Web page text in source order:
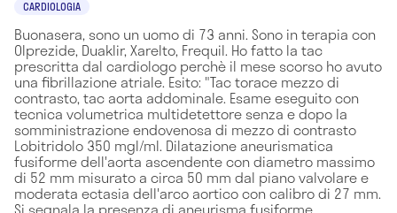
CARDIOLOGIA
Buonasera, sono un uomo di 73 anni. Sono in terapia con
Olprezide, Duaklir, Xarelto, Frequil. Ho fatto la tac
prescritta dal cardiologo perchè il mese scorso ho avuto
una fibrillazione atriale. Esito: "Tac torace mezzo di
contrasto, tac aorta addominale. Esame eseguito con
tecnica volumetrica multidetettore senza e dopo la
somministrazione endovenosa di mezzo di contrasto
Lobitridolo 350 mgl/ml. Dilatazione aneurismatica
fusiforme dell'aorta ascendente con diametro massimo
di 52 mm misurato a circa 50 mm dal piano valvolare e
moderata ectasia dell'arco aortico con calibro di 27 mm.